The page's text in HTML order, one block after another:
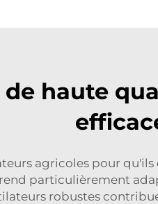
haute
agricoles pour
particulièrement
robustes